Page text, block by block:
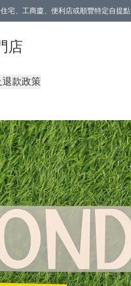
宅、工商廈、便利店或順豐特定自提點
店
退款政策